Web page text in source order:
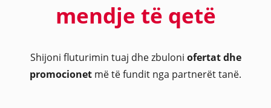
mendje të qetë
Shijoni fluturimin tuaj dhe zbuloni ofertat dhe
promocionet më të fundit nga partnerët tanë.